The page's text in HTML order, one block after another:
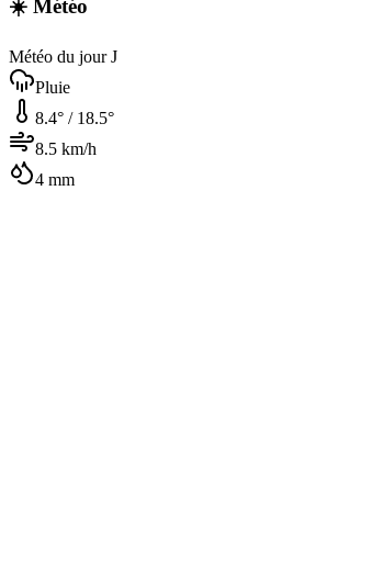
☀️ Météo
Météo du jour J
Pluie
8.4° / 18.5°
8.5 km/h
4 mm